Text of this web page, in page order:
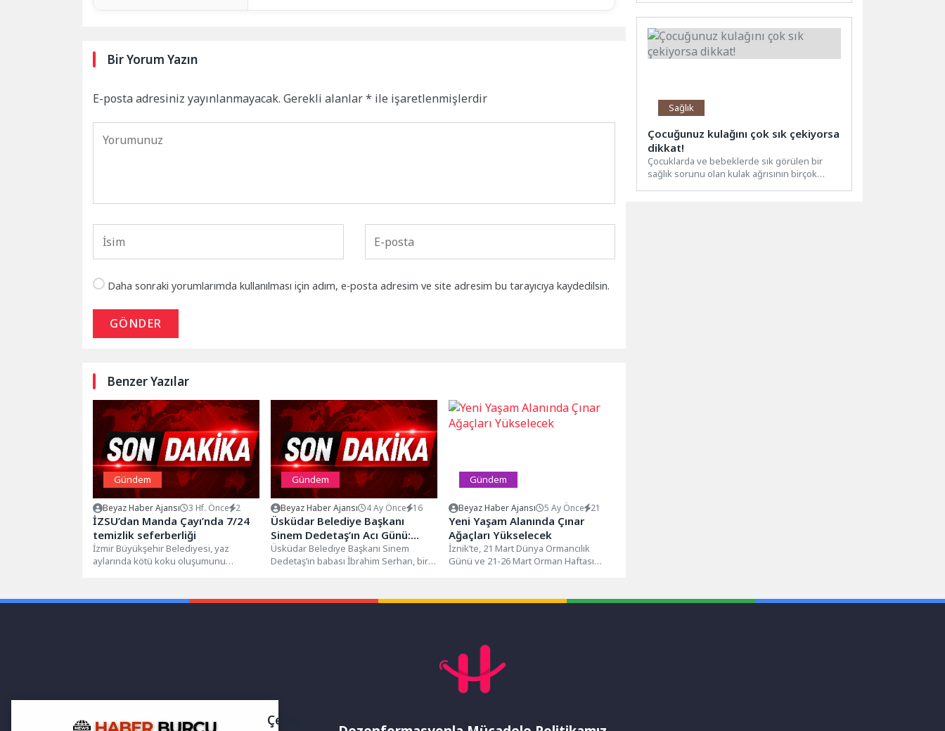
Bir Yorum Yazın
E-posta adresiniz yayınlanmayacak. Gerekli alanlar* ile işaretlenmişlerdir
Daha sonraki yorumlarımda kullanılması için adım, e-posta adresim ve site adresim bu tarayıcıya kaydedilsin.
GÖNDER
Benzer Yazılar
Gündem
Beyaz Haber Ajansı 3 Hf. Önce 2
İZSU’dan Manda Çayı’nda 7/24
temizlik seferberliği
İzmir Büyükşehir Belediyesi, yaz
aylarında kötü koku oluşumunu
Gündem
Beyaz Haber Ajansı 4 Ay Önce 16
Üsküdar Belediye Başkanı
Sinem Dedetaş’ın Acı Günü:
İbrahim Serhan Son Yolculuğuna
Uğurlandı
Üsküdar Belediye Başkanı Sinem
Dedetaş’ın babası İbrahim Serhan, bir
Gündem
Beyaz Haber Ajansı 5 Ay Önce 21
Yeni Yaşam Alanında Çınar
Ağaçları Yükselecek
İznik’te, 21 Mart Dünya Ormancılık
Günü ve 21-26 Mart Orman Haftası
Sağlık
Çocuğunuz kulağını çok sık çekiyorsa
dikkat!
Çocuklarda ve bebeklerde sık görülen bir
sağlık sorunu olan kulak ağrısının birçok
Çerez